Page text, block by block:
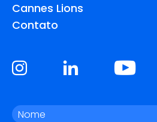
Cannes Lions
Contato